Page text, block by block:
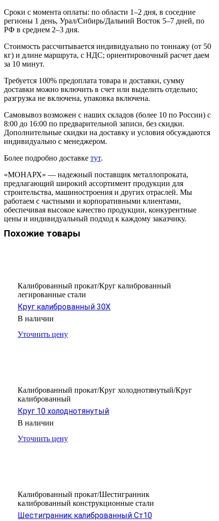
Сроки с момента оплаты: по области 1–2 дня, в соседние
регионы 1 день, Урал/Сибирь/Дальний Восток 5–7 дней, по
РФ в среднем 2–3 дня.
Стоимость рассчитывается индивидуально по тоннажу (от 50
кг) и длине маршрута, с НДС; ориентировочный расчет даем
за 10 минут.
Требуется 100% предоплата товара и доставки, сумму
доставки можно включить в счет или выделить отдельно;
разгрузка не включена, упаковка включена.
Самовывоз возможен с наших складов (более 10 по России) с
8:00 до 16:00 по предварительной записи, без скидки.
Дополнительные скидки на доставку и условия обсуждаются
индивидуально с менеджером.
Более подробно доставке тут.
«МОНАРХ» — надежный поставщик металлопроката,
предлагающий широкий ассортимент продукции для
строительства, машиностроения и других отраслей. Мы
работаем с частными и корпоративными клиентами,
обеспечивая высокое качество продукции, конкурентные
цены и индивидуальный подход к каждому заказчику.
Похожие товары
Калиброванный прокат/Круг калиброванный
легированные стали
Круг калиброванный 30Х
В наличии
Уточнить цену
Калиброванный прокат/Круг холоднотянутый/Круг
калиброванный
Круг 10 холоднотянутый
В наличии
Уточнить цену
Калиброванный прокат/Шестигранник
калиброванный конструкционные стали
Шестигранник калиброванный Ст10